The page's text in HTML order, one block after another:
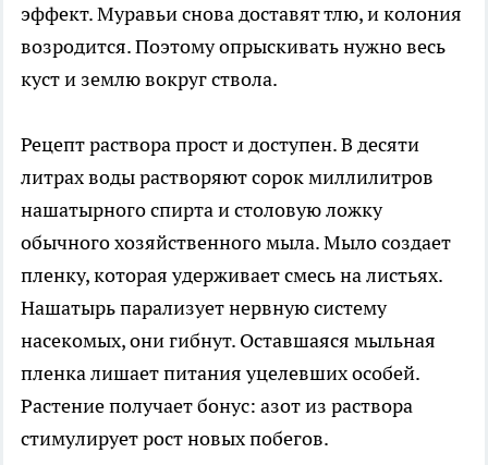
эффект. Муравьи снова доставят тлю, и колония
возродится. Поэтому опрыскивать нужно весь
куст и землю вокруг ствола.
Рецепт раствора прост и доступен. В десяти
литрах воды растворяют сорок миллилитров
нашатырного спирта и столовую ложку
обычного хозяйственного мыла. Мыло создает
пленку, которая удерживает смесь на листьях.
Нашатырь парализует нервную систему
насекомых, они гибнут. Оставшаяся мыльная
пленка лишает питания уцелевших особей.
Растение получает бонус: азот из раствора
стимулирует рост новых побегов.